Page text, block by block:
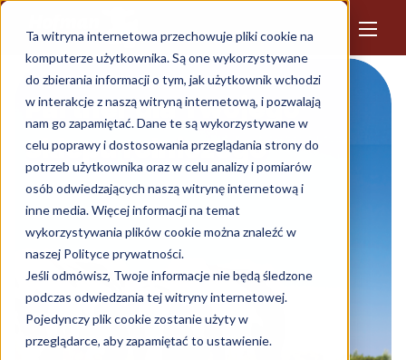
Ta witryna internetowa przechowuje pliki cookie na
komputerze użytkownika. Są one wykorzystywane
do zbierania informacji o tym, jak użytkownik wchodzi
w interakcje z naszą witryną internetową, i pozwalają
nam go zapamiętać. Dane te są wykorzystywane w
celu poprawy i dostosowania przeglądania strony do
potrzeb użytkownika oraz w celu analizy i pomiarów
osób odwiedzających naszą witrynę internetową i
inne media. Więcej informacji na temat
wykorzystywania plików cookie można znaleźć w
naszej Polityce prywatności.
Jeśli odmówisz, Twoje informacje nie będą śledzone
podczas odwiedzania tej witryny internetowej.
Pojedynczy plik cookie zostanie użyty w
przeglądarce, aby zapamiętać to ustawienie.
Partner dla Twojego
sklepu rolniczego